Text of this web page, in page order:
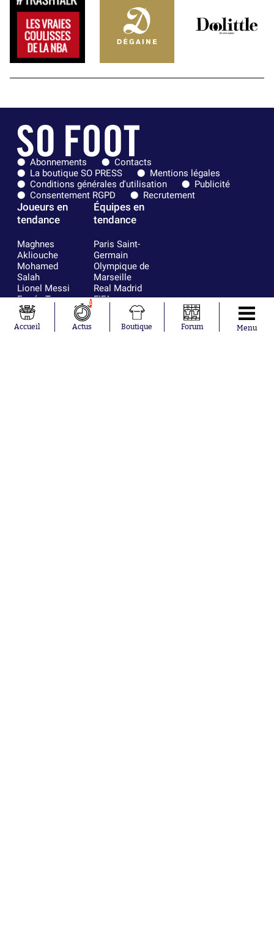
Abonnements
Contacts
La boutique SO PRESS
Mentions légales
Conditions générales d'utilisation
Publicité
Consentement RGPD
Recrutement
Joueurs en
tendance
Maghnes
Akliouche
Mohamed
Salah
Lionel Messi
Ferrán Torres
Kilian Corredor
Franco
Mastantuono
Équipes en
tendance
Paris Saint-
Germain
Olympique de
Marseille
Real Madrid
FIFA
Olympique
lyonnais
AS Monaco
Accueil
1
Actus Boutique Forum Menu